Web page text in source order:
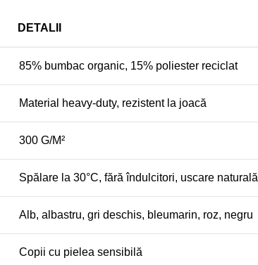
DETALII
85% bumbac organic, 15% poliester reciclat
Material heavy-duty, rezistent la joacă
300 G/M²
Spălare la 30°C, fără îndulcitori, uscare naturală
Alb, albastru, gri deschis, bleumarin, roz, negru
Copii cu pielea sensibilă